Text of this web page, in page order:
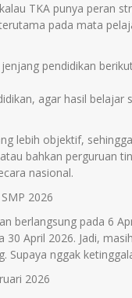
TKA punya peran
pada mata
pendidikan
agar hasil belajar
lebih objektif,
bahkan perguruan
nasional.
2026
berlangsung pada 6
30 April 2026. Jadi,
Supaya nggak
2026